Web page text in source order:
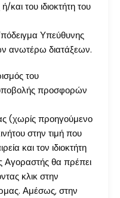
και του ιδιοκτήτη του
Υπεύθυνης
ανωτέρω διατάξεων.
του
προσφορών
(χωρίς προηγούμενο
στην τιμή που
και τον ιδιοκτήτη
Αγοραστής θα πρέπει
κλικ στην
Αμέσως, στην